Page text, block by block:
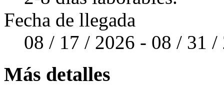
Fecha de llegada
08 / 17 / 2026 - 08 / 31 /
Más detalles